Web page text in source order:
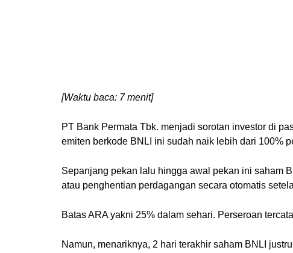
[Waktu baca: 7 menit]
PT Bank Permata Tbk. menjadi sorotan investor di
emiten berkode BNLI ini sudah naik lebih dari 100%
Sepanjang pekan lalu hingga awal pekan ini saham
atau penghentian perdagangan secara otomatis
Batas ARA yakni 25% dalam sehari. Perseroan
Namun, menariknya, 2 hari terakhir saham BNLI